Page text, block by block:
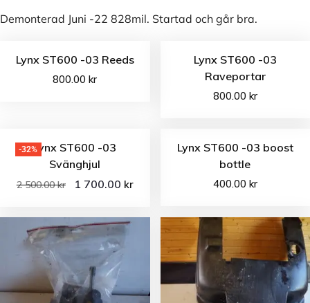
Demonterad Juni -22 828mil. Startad och går bra.
Lynx ST600 -03 Reeds
800.00kr
Lynx ST600 -03
Raveportar
800.00 kr
-32%Lynx ST600 -03
Svänghjul
2 500.00kr 1 700.00 kr
Lynx ST600 -03 boost
bottle
400.00 kr